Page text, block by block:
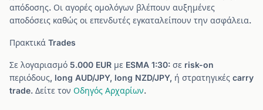
απόδοσης. Οι αγορές ομολόγων βλέπουν αυξημένες
αποδόσεις καθώς οι επενδυτές εγκαταλείπουν την ασφάλεια.
Πρακτικά Trades
Σε λογαριασμό 5.000 EUR με ESMA 1:30: σε risk-on
περιόδους, long AUD/JPY, long NZD/JPY, ή στρατηγικές carry
trade. Δείτε τον Οδηγός Αρχαρίων.